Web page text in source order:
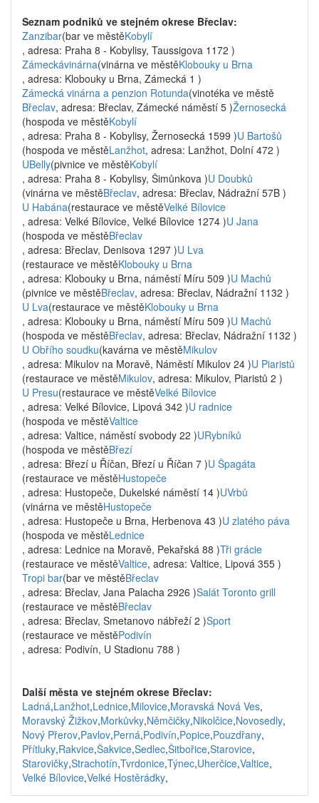
Seznam podniků ve stejném okrese Břeclav:
Zanzibar(bar ve městěKobylí
, adresa: Praha 8 - Kobylisy, Taussigova 1172 )
Zámeckávinárna(vinárna ve městěKlobouky u Brna
, adresa: Klobouky u Brna, Zámecká 1 )
Zámecká vinárna a penzion Rotunda(vinotéka ve městě
Břeclav, adresa: Břeclav, Zámecké náměstí 5 )Žernosecká
(hospoda ve městěKobylí
, adresa: Praha 8 - Kobylisy, Žernosecká 1599 )U Bartošů
(hospoda ve městěLanžhot, adresa: Lanžhot, Dolní 472 )
UBelly(pivnice ve městěKobylí
, adresa: Praha 8 - Kobylisy, Šimůnkova )U Doubků
(vinárna ve městěBřeclav, adresa: Břeclav, Nádražní 57B )
U Habána(restaurace ve městěVelké Bílovice
, adresa: Velké Bílovice, Velké Bílovice 1274 )U Jana
(hospoda ve městěBřeclav
, adresa: Břeclav, Denisova 1297 )U Lva
(restaurace ve městěKlobouky u Brna
, adresa: Klobouky u Brna, náměstí Míru 509 )U Machů
(pivnice ve městěBřeclav, adresa: Břeclav, Nádražní 1132 )
U Lva(restaurace ve městěKlobouky u Brna
, adresa: Klobouky u Brna, náměstí Míru 509 )U Machů
(hospoda ve městěBřeclav, adresa: Břeclav, Nádražní 1132 )
U Obřího soudku(kavárna ve městěMikulov
, adresa: Mikulov na Moravě, Náměstí Mikulov 24 )U Piaristů
(restaurace ve městěMikulov, adresa: Mikulov, Piaristů 2 )
U Presu(restaurace ve městěVelké Bílovice
, adresa: Velké Bílovice, Lipová 342 )U radnice
(hospoda ve městěValtice
, adresa: Valtice, náměstí svobody 22 )URybníků
(hospoda ve městěBřezí
, adresa: Březí u Říčan, Březí u Říčan 7 )U Špagáta
(restaurace ve městěHustopeče
, adresa: Hustopeče, Dukelské náměstí 14 )UVrbů
(vinárna ve městěHustopeče
, adresa: Hustopeče u Brna, Herbenova 43 )U zlatého páva
(hospoda ve městěLednice
, adresa: Lednice na Moravě, Pekařská 88 )Tři grácie
(restaurace ve městěValtice, adresa: Valtice, Lipová 355 )
Tropi bar(bar ve městěBřeclav
, adresa: Břeclav, Jana Palacha 2926 )Salát Toronto grill
(restaurace ve městěBřeclav
, adresa: Břeclav, Smetanovo nábřeží 2 )Sport
(restaurace ve městěPodivín
, adresa: Podivín, U Stadionu 788 )
Další města ve stejném okrese Břeclav:
Ladná,Lanžhot,Lednice,Milovice,Moravská Nová Ves,
Moravský Žižkov,Morkůvky,Němčičky,Nikolčice,Novosedly,
Nový Přerov,Pavlov,Perná,Podivín,Popice,Pouzdřany,
Přítluky,Rakvice,Šakvice,Sedlec,Šitbořice,Starovice,
Starovičky,Strachotín,Tvrdonice,Týnec,Uherčice,Valtice,
Velké Bílovice,Velké Hostěrádky,